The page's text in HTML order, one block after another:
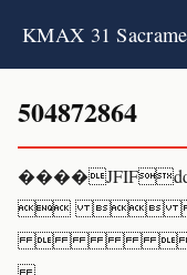
KMAX 31
504872864

 